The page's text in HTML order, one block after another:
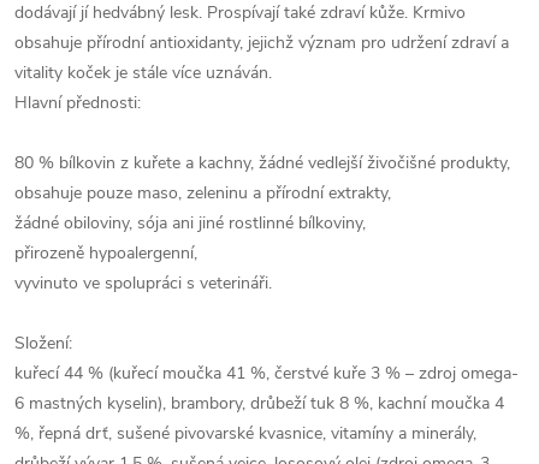
dodávají jí hedvábný lesk. Prospívají také zdraví kůže. Krmivo
obsahuje přírodní antioxidanty, jejichž význam pro udržení zdraví a
vitality koček je stále více uznáván.
Hlavní přednosti:
80 % bílkovin z kuřete a kachny, žádné vedlejší živočišné produkty,
obsahuje pouze maso, zeleninu a přírodní extrakty,
žádné obiloviny, sója ani jiné rostlinné bílkoviny,
přirozeně hypoalergenní,
vyvinuto ve spolupráci s veterináři.
Složení:
kuřecí 44 % (kuřecí moučka 41 %, čerstvé kuře 3 % – zdroj omega-
6 mastných kyselin), brambory, drůbeží tuk 8 %, kachní moučka 4
%, řepná drť, sušené pivovarské kvasnice, vitamíny a minerály,